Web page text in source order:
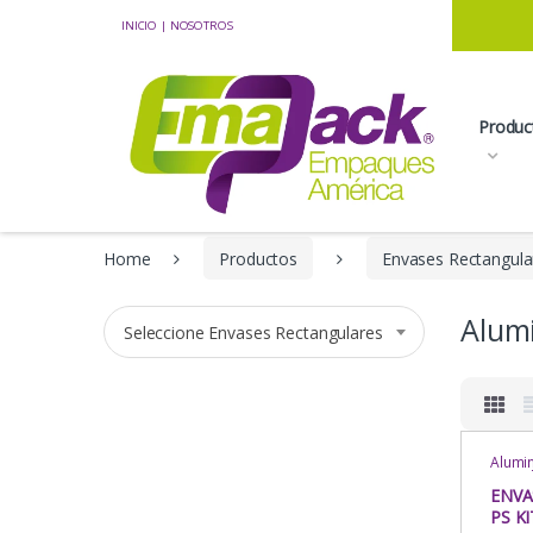
INICIO | NOSOTROS
Home Productos Envases
PS
Seleccione Envases Rectangulares